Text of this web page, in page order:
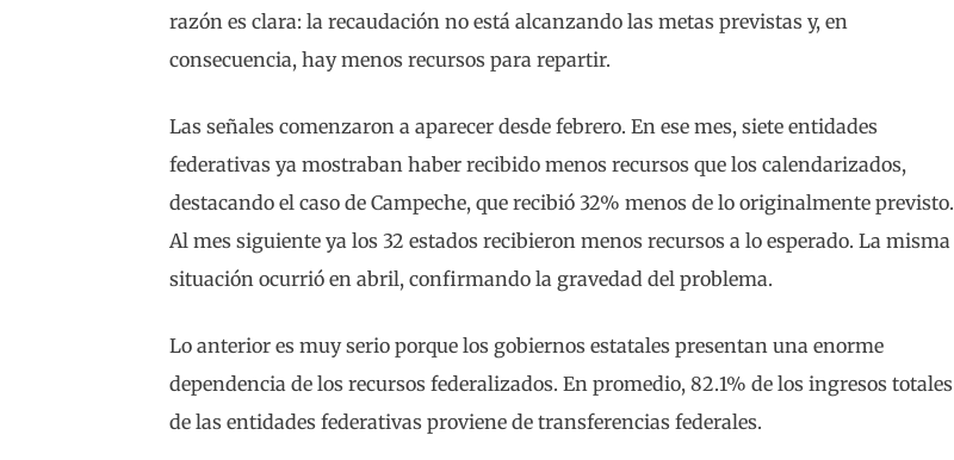
razón es clara: la recaudación no está alcanzando las metas previstas y, en
consecuencia, hay menos recursos para repartir.
Las señales comenzaron a aparecer desde febrero. En ese mes, siete entidades
federativas ya mostraban haber recibido menos recursos que los calendarizados,
destacando el caso de Campeche, que recibió 32% menos de lo originalmente previsto.
Al mes siguiente ya los 32 estados recibieron menos recursos a lo esperado. La misma
situación ocurrió en abril, confirmando la gravedad del problema.
Lo anterior es muy serio porque los gobiernos estatales presentan una enorme
dependencia de los recursos federalizados. En promedio, 82.1% de los ingresos totales
de las entidades federativas proviene de transferencias federales.